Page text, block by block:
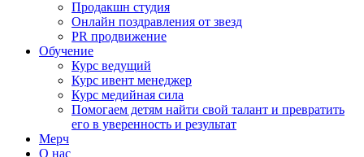
Продакшн студия
Онлайн поздравления от звезд
PR продвижение
Обучение
Курс ведущий
Курс ивент менеджер
Курс медийная сила
Помогаем детям найти свой талант и превратить
его в уверенность и результат
Мерч
О нас